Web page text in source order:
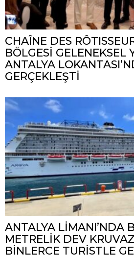
CHAÎNE DES
BÖLGESİ GELENEKSEL
ANTALYA
GERÇEKLEŞTİ
ANTALYA LİMANI’NDA
METRELİK DEV
BİNLERCE TURİSTLE